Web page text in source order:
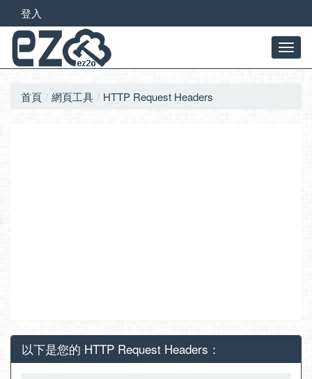
登入
首頁 網頁工具 HTTP Request Headers
以下是您的 HTTP Request Headers：